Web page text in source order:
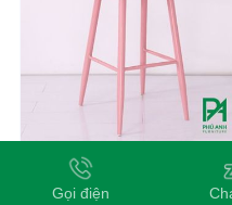
CQ190 - Ghế quầy bar chân
thép sơn tĩnh điện mặt nhựa
Gọi điện